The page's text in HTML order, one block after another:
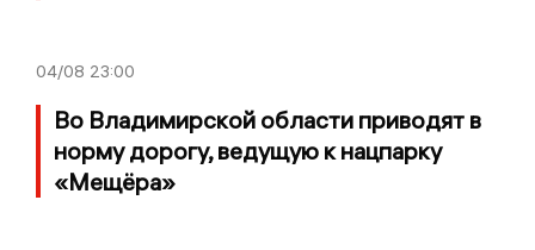
04/08 23:00
Во Владимирской области приводят в
норму дорогу, ведущую к нацпарку
«Мещёра»